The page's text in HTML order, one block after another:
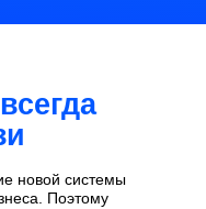
новой системы
Поэтому